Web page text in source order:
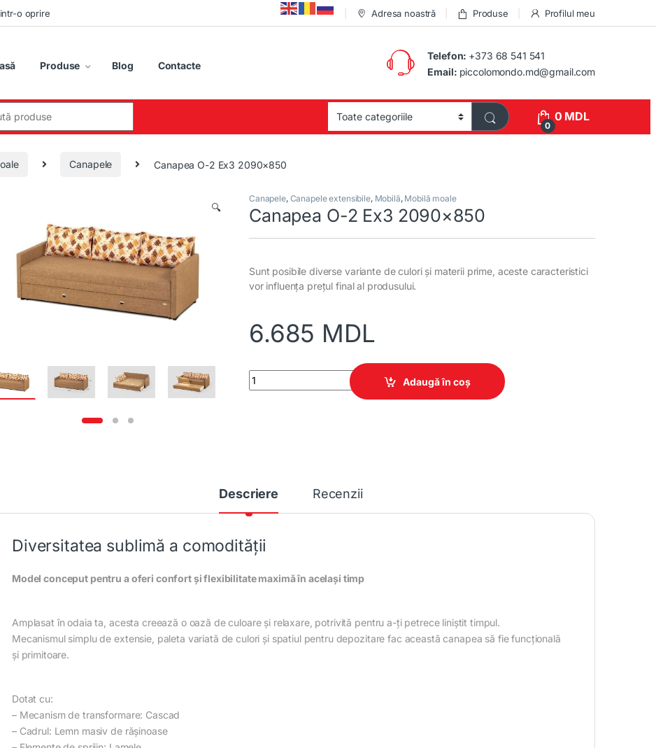
o oprire Adresa noastră Produse Profilul meu
Produse Blog Contacte
Telefon: +373 68 541 541
Email: piccolomondo.md@gmail.com
0
0 MDL
Canapele Canapea O-2 Ex3 2090×850
🔍
Canapele, Canapele extensibile, Mobilă, Mobilă moale
Canapea O-2 Ex3 2090×850
Sunt posibile diverse variante de culori și materii prime, aceste caracteristici
vor influența prețul final al produsului.
6.685 MDL
Canapea O-2 Ex3 2090x850 quantity
Adaugă în coș
Descriere Recenzii
Diversitatea sublimă a comodității
Model conceput pentru a oferi confort și flexibilitate maximă în același timp
Amplasat în odaia ta, acesta creează o oază de culoare și relaxare, potrivită pentru a-ți petrece liniștit timpul.
Mecanismul simplu de extensie, paleta variată de culori și spatiul pentru depozitare fac această canapea să fie funcțională
și primitoare.
Dotat cu:
– Mecanism de transformare: Cascad
– Cadrul: Lemn masiv de rășinoase